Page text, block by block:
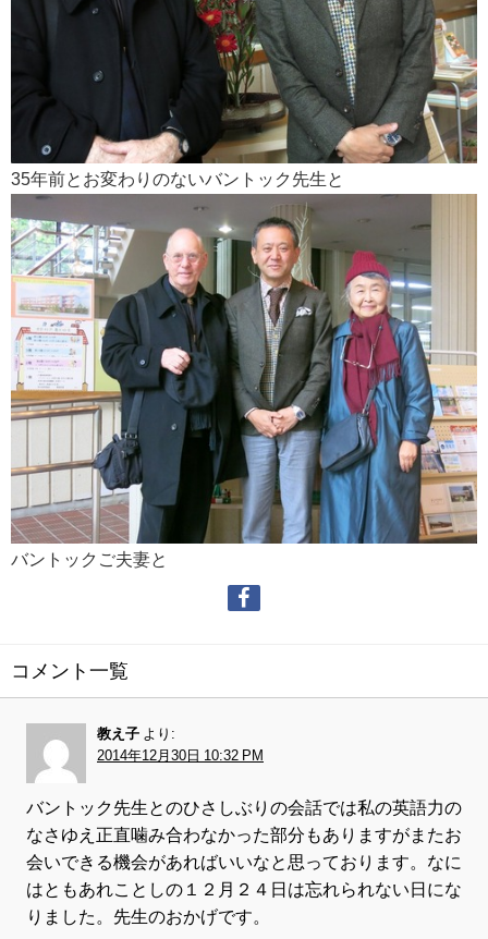
35年前とお変わりのないバントック先生と
バントックご夫妻と
コメント一覧
教え子 より:
2014年12月30日 10:32 PM
バントック先生とのひさしぶりの会話では私の英語力の
なさゆえ正直噛み合わなかった部分もありますがまたお
会いできる機会があればいいなと思っております。なに
はともあれことしの１２月２４日は忘れられない日にな
りました。先生のおかげです。